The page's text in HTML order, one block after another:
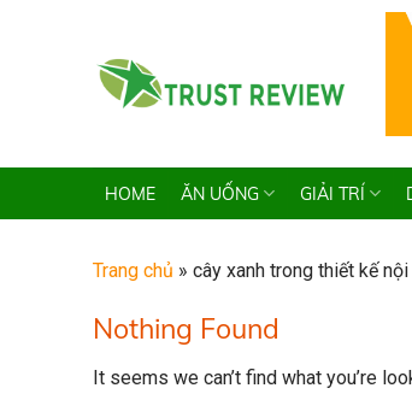
HOME ĂN UỐNG GIẢI TRÍ
Trang chủ » cây xanh trong thiết kế
Nothing Found
It seems we can’t find what you’re